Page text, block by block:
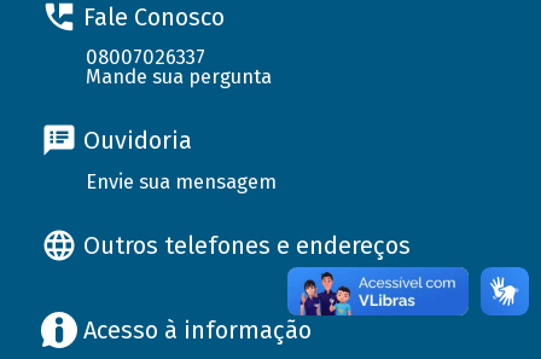
Fale Conosco
08007026337
Mande sua pergunta
Ouvidoria
Envie sua mensagem
Outros telefones e endereços
Acesso à informação